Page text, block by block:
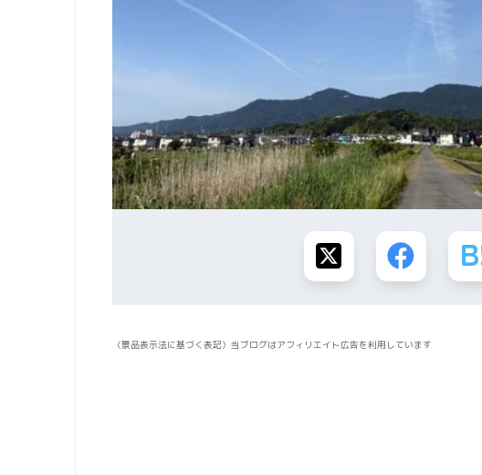
〈景品表示法に基づく表記〉当ブログはアフィリエイト広告を利用しています